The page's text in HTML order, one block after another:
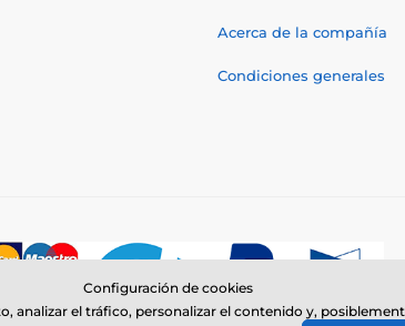
Acerca de la compañía
Condiciones generales
Configuración de cookies
analizar el tráfico, personalizar el contenido y,